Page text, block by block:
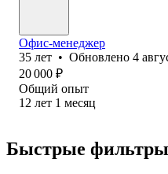
Офис-менеджер
35 лет • Обновлено 4
20 000 ₽
Общий опыт
12 лет 1 месяц
Быстрые фильтры